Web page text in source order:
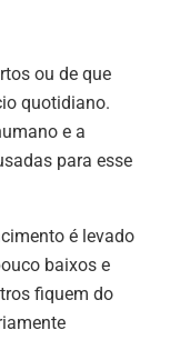
ou de que
quotidiano.
e a
para esse
é levado
baixos e
fiquem do